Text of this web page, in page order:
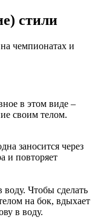
стили
чемпионатах и
в этом виде –
своим телом.
заносится через
и повторяет
Чтобы сделать
на бок, вдыхает
в воду.